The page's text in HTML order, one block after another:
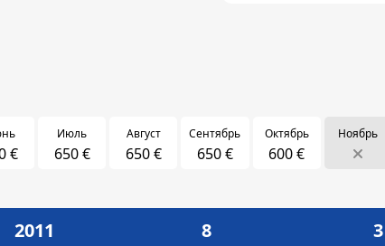
€
Июль
650 €
Август
650 €
Сентябрь
650 €
Октябрь
600 €
Ноябрь
2011 8 3